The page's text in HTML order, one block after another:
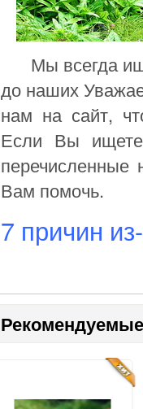
Мы всегда
до наших
нам на сайт,
Если Вы
перечисленные
Вам помочь.
7 причин